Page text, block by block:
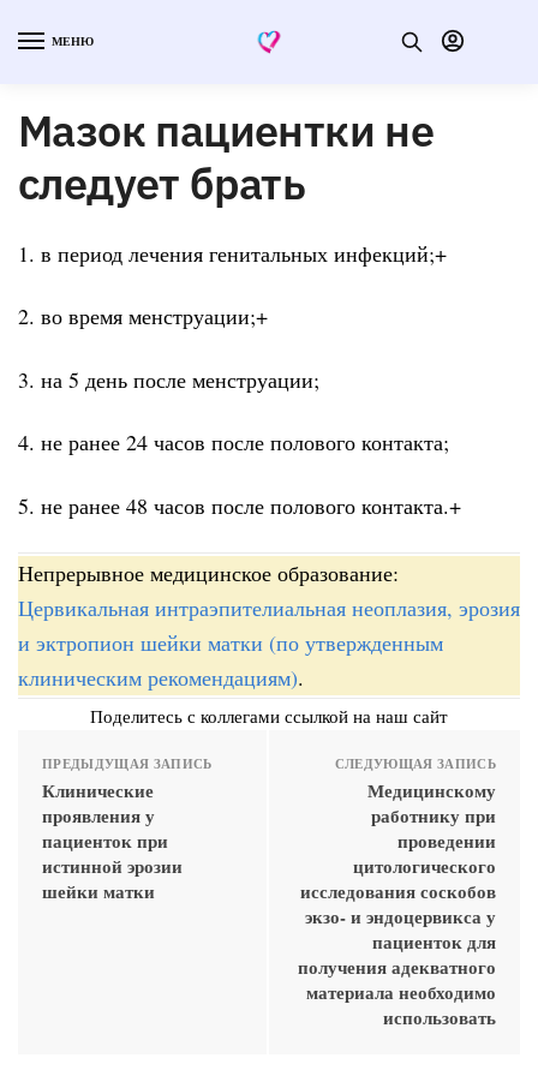
МЕНЮ
Мазок пациентки не
следует брать
1. в период лечения генитальных инфекций;+
2. во время менструации;+
3. на 5 день после менструации;
4. не ранее 24 часов после полового контакта;
5. не ранее 48 часов после полового контакта.+
Непрерывное медицинское образование:
Цервикальная интраэпителиальная неоплазия, эрозия
и эктропион шейки матки (по утвержденным
клиническим рекомендациям).
Поделитесь с коллегами ссылкой на наш сайт
ПРЕДЫДУЩАЯ ЗАПИСЬ
Клинические
проявления у
пациенток при
истинной эрозии
шейки матки
СЛЕДУЮЩАЯ ЗАПИСЬ
Медицинскому
работнику при
проведении
цитологического
исследования соскобов
экзо- и эндоцервикса у
пациенток для
получения адекватного
материала необходимо
использовать